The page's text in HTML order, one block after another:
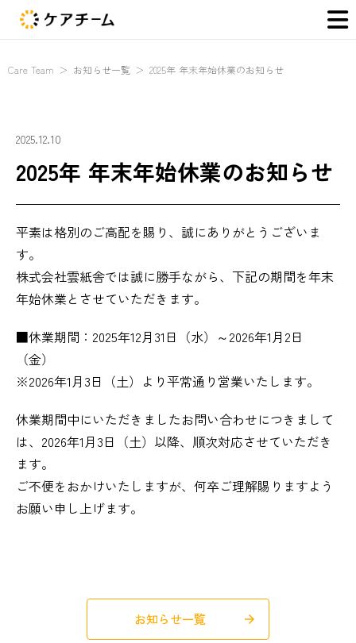
Care Team ＞ お知らせ一覧 ＞ 2025年 年末年始休業のお知らせ
2025.12.10
2025年 年末年始休業のお知らせ
平素は格別のご高配を賜り、誠にありがとうございま
す。
株式会社雲紙舎では誠に勝手ながら、下記の期間を年末
年始休業とさせていただきます。
■休業期間：2025年12月31日（水）～2026年1月2日
（金）
※2026年1月3日（土）より平常通り営業いたします。
休業期間中にいただきましたお問い合わせにつきまして
は、2026年1月3日（土）以降、順次対応させていただき
ます。
ご不便をおかけいたしますが、何卒ご理解賜りますよう
お願い申し上げます。
お知らせ一覧 arrow_forward